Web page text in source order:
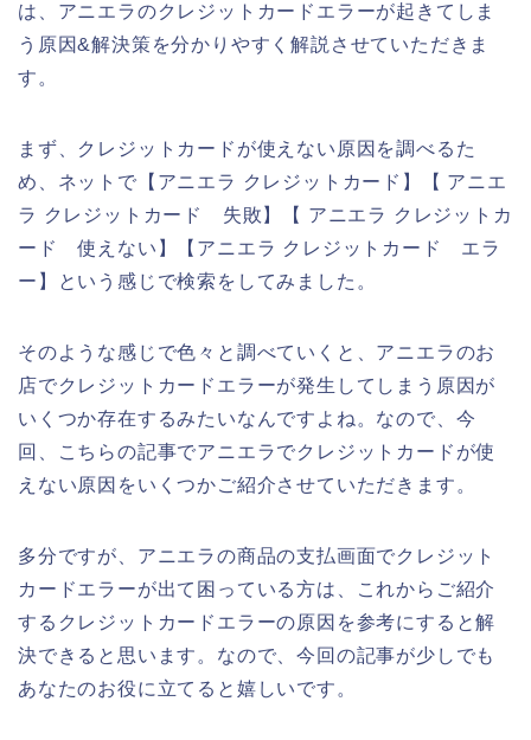
は、アニエラのクレジットカードエラーが起きてしま
う原因&解決策を分かりやすく解説させていただきま
す。
まず、クレジットカードが使えない原因を調べるた
め、ネットで【アニエラ クレジットカード】【 アニエ
ラ クレジットカード 失敗】【 アニエラ クレジットカ
ード 使えない】【アニエラ クレジットカード エラ
ー】という感じで検索をしてみました。
そのような感じで色々と調べていくと、アニエラのお
店でクレジットカードエラーが発生してしまう原因が
いくつか存在するみたいなんですよね。なので、今
回、こちらの記事でアニエラでクレジットカードが使
えない原因をいくつかご紹介させていただきます。
多分ですが、アニエラの商品の支払画面でクレジット
カードエラーが出て困っている方は、これからご紹介
するクレジットカードエラーの原因を参考にすると解
決できると思います。なので、今回の記事が少しでも
あなたのお役に立てると嬉しいです。